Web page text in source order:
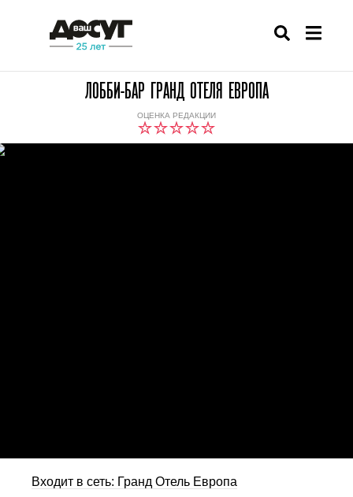
ЛОББИ-БАР ГРАНД ОТЕЛЯ ЕВРОПА
ОЦЕНКА РЕДАКЦИИ
Входит в сеть: Гранд Отель Европа